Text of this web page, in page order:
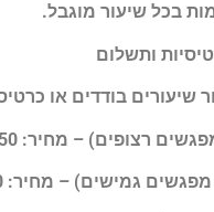
בכל שיעור מוגבל.
שיעורים בודדים או